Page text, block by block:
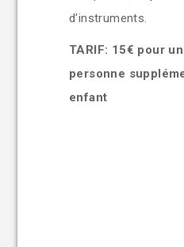
d’instruments.
TARIF: 15€ pour
personne
enfant